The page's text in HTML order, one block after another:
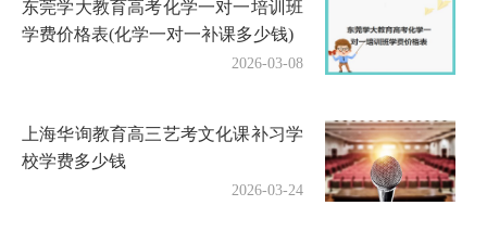
东莞学大教育高考化学一对一培训班
学费价格表(化学一对一补课多少钱)
2026-03-08
上海华询教育高三艺考文化课补习学
校学费多少钱
2026-03-24